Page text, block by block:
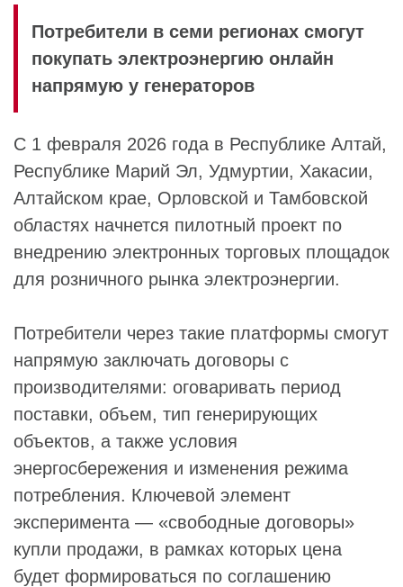
Потребители в семи регионах смогут
покупать электроэнергию онлайн
напрямую у генераторов
С 1 февраля 2026 года в Республике Алтай,
Республике Марий Эл, Удмуртии, Хакасии,
Алтайском крае, Орловской и Тамбовской
областях начнется пилотный проект по
внедрению электронных торговых площадок
для розничного рынка электроэнергии.
Потребители через такие платформы смогут
напрямую заключать договоры с
производителями: оговаривать период
поставки, объем, тип генерирующих
объектов, а также условия
энергосбережения и изменения режима
потребления. Ключевой элемент
эксперимента — «свободные договоры»
купли продажи, в рамках которых цена
будет формироваться по соглашению